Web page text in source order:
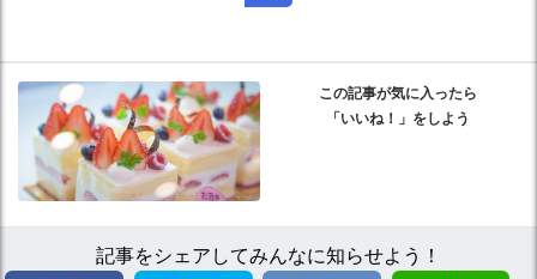
この記事が気に入ったら
「いいね！」をしよう
記事をシェアしてみんなに知らせよう！